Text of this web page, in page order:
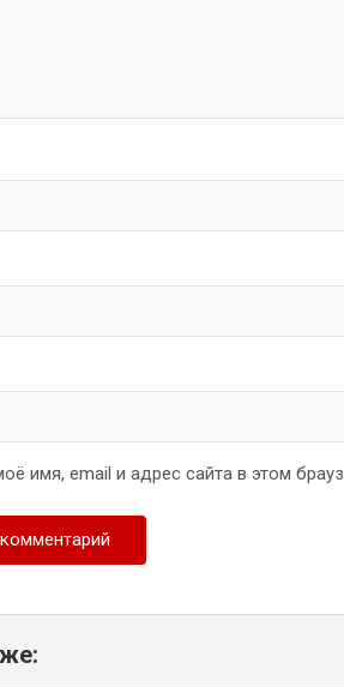
имя, email и адрес сайта в этом